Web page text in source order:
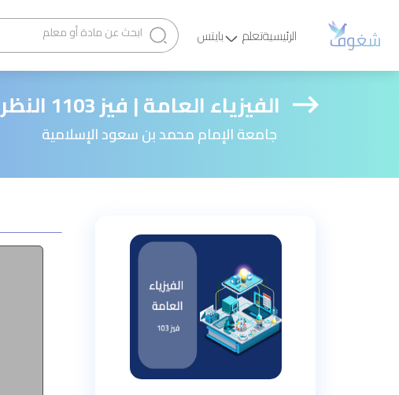
الرئيسيةتعلم بايتس
الفيزياء العامة | فيز 1103 النظري والعملي
جامعة الإمام محمد بن سعود الإسلامية